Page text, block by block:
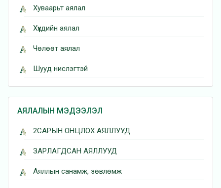
Хуваарьт аялал
Хүүхдийн аялал
Чөлөөт аялал
Шууд нислэгтэй
АЯЛАЛЫН МЭДЭЭЛЭЛ
2САРЫН ОНЦЛОХ АЯЛЛУУД
ЗАРЛАГДСАН АЯЛЛУУД
Аяллын санамж, зөвлөмж